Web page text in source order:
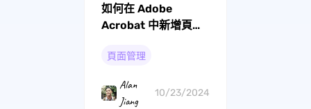
如何在 Adob​​e
Acrobat 中新增頁
頁面管理
Alan
Jiang
10/23/2024